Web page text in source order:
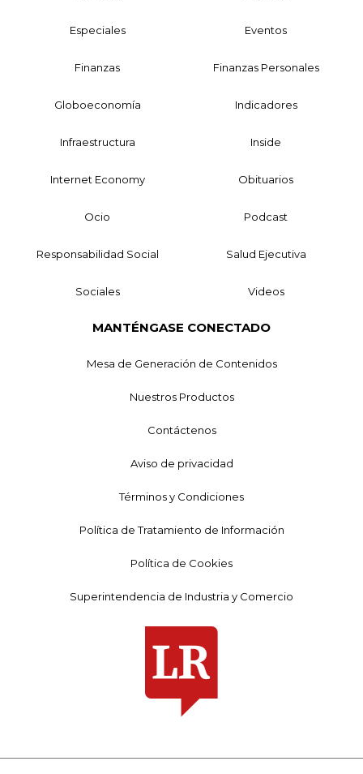
Especiales Eventos
Finanzas Finanzas Personales
Globoeconomía Indicadores
Infraestructura Inside
Internet Economy Obituarios
Ocio Podcast
Responsabilidad Social Salud Ejecutiva
Sociales Videos
MANTÉNGASE CONECTADO
Mesa de Generación de Contenidos
Nuestros Productos
Contáctenos
Aviso de privacidad
Términos y Condiciones
Política de Tratamiento de Información
Política de Cookies
Superintendencia de Industria y Comercio